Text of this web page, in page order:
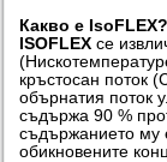
Какво е IsoFLEX?
ISOFLEX се
кръстосан поток
обърнатия поток
съдържа 90 %
съдържанието му
обикновените